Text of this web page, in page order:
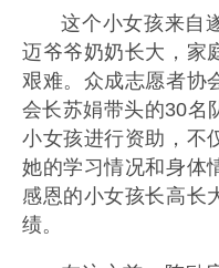
这个小女孩来自
迈爷爷奶奶长大，家
艰难。众成志愿者协
会长苏娟带头的30名
小女孩进行资助，不
她的学习情况和身体
感恩的小女孩长高长
绩。